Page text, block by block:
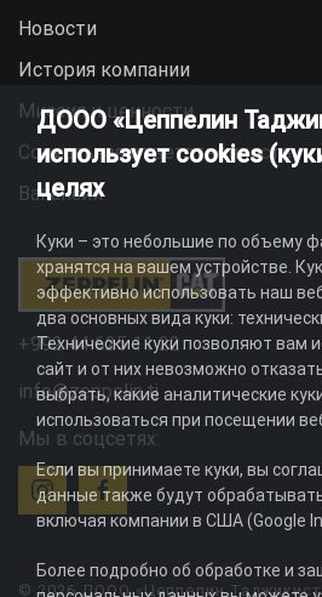
Новости
История компании
Миссия и ценности
Социальная ответственность
Вакансии
+992 44 625 11 22
info@zeppelin.tj
Мы в соцсетях:
© 2026 ДООО «Цеппелин
ДООО «Цеппелин
использует cookies
целях
Куки – это небольшие по объему
хранятся на вашем устройстве.
эффективно использовать наш
два основных вида куки:
Технические куки позволяют вам
сайт и от них невозможно
выбрать, какие аналитические
использоваться при посещении
Если вы принимаете куки, вы
данные также будут
включая компании в США (Google
Более подробно об обработке и